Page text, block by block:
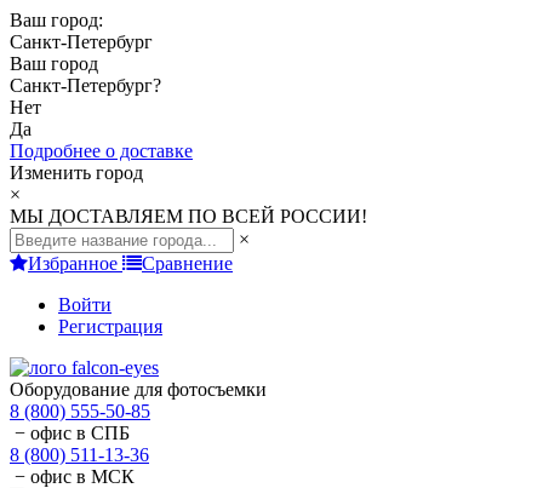
Ваш город:
Санкт-Петербург
Ваш город
Санкт-Петербург?
Нет
Да
Подробнее о доставке
Изменить город
×
МЫ ДОСТАВЛЯЕМ ПО ВСЕЙ РОССИИ!
×
Избранное
Сравнение
Войти
Регистрация
Оборудование для фотосъемки
8 (800) 555-50-85
− офис в СПБ
8 (800) 511-13-36
− офис в МСК